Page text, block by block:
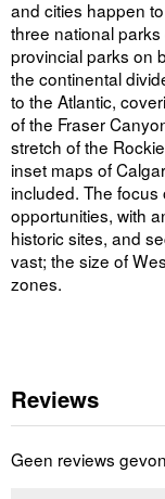
and cities happen
three national
provincial parks on
the continental
to the Atlantic,
of the Fraser
stretch of the
inset maps of
included. The
opportunities, with
historic sites, and
vast; the size of
zones.
Reviews
Geen reviews